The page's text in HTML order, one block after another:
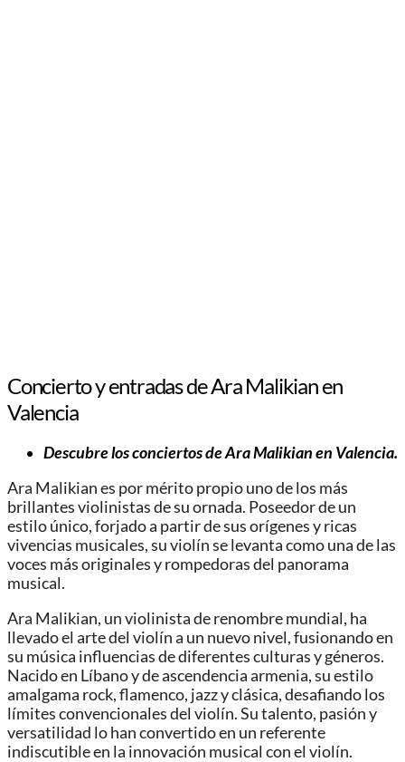
Concierto y entradas de Ara Malikian en
Valencia
Descubre los conciertos de Ara Malikian en Valencia.
Ara Malikian es por mérito propio uno de los más
brillantes violinistas de su ornada. Poseedor de un
estilo único, forjado a partir de sus orígenes y ricas
vivencias musicales, su violín se levanta como una de las
voces más originales y rompedoras del panorama
musical.
Ara Malikian, un violinista de renombre mundial, ha
llevado el arte del violín a un nuevo nivel, fusionando en
su música influencias de diferentes culturas y géneros.
Nacido en Líbano y de ascendencia armenia, su estilo
amalgama rock, flamenco, jazz y clásica, desafiando los
límites convencionales del violín. Su talento, pasión y
versatilidad lo han convertido en un referente
indiscutible en la innovación musical con el violín.